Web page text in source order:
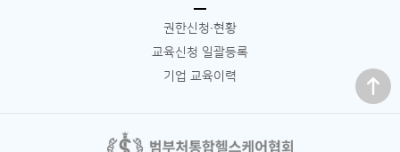
권한신청∙현황
교육신청 일괄등록
기업 교육이력
맨 위로